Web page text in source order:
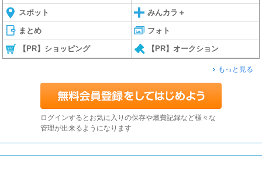
スポット みんカラ＋
まとめ フォト
【PR】ショッピング 【PR】オークション
もっと見る
ログインするとお気に入りの保存や燃費記録など様々な
管理が出来るようになります